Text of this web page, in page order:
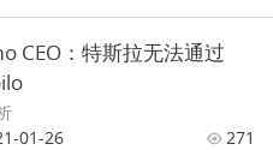
CEO：特斯拉无法通过
01-26
271